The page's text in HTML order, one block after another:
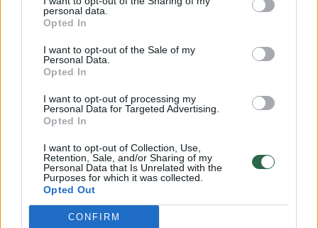
personal data.
Opted In
I want to opt-out of the Sale of my
Personal Data.
Opted In
I want to opt-out of processing my
Personal Data for Targeted Advertising.
Opted In
I want to opt-out of Collection, Use,
Retention, Sale, and/or Sharing of my
Personal Data that Is Unrelated with the
Purposes for which it was collected.
Opted Out
CONFIRM
Mokslas ir IT Išmanyk